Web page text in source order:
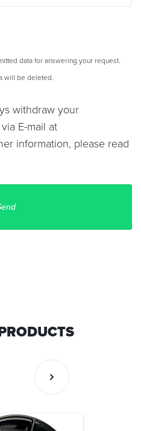
data for answering your request.
will be deleted.
withdraw your
E-mail at
information, please read